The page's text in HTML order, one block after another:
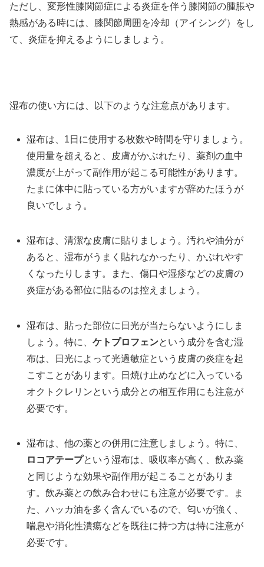
ただし、変形性膝関節症による炎症を伴う膝関節の腫脹や
熱感がある時には、膝関節周囲を冷却（アイシング）をし
て、炎症を抑えるようにしましょう。
湿布の使い方には、以下のような注意点があります。
湿布は、1日に使用する枚数や時間を守りましょう。
使用量を超えると、皮膚がかぶれたり、薬剤の血中
濃度が上がって副作用が起こる可能性があります。
たまに体中に貼っている方がいますが辞めたほうが
良いでしょう。
湿布は、清潔な皮膚に貼りましょう。汚れや油分が
あると、湿布がうまく貼れなかったり、かぶれやす
くなったりします。また、傷口や湿疹などの皮膚の
炎症がある部位に貼るのは控えましょう。
湿布は、貼った部位に日光が当たらないようにしま
しょう。特に、ケトプロフェンという成分を含む湿
布は、日光によって光過敏症という皮膚の炎症を起
こすことがあります。日焼け止めなどに入っている
オクトクレリンという成分との相互作用にも注意が
必要です。
湿布は、他の薬との併用に注意しましょう。特に、
ロコアテープという湿布は、吸収率が高く、飲み薬
と同じような効果や副作用が起こることがありま
す。飲み薬との飲み合わせにも注意が必要です。ま
た、ハッカ油を多く含んでいるので、匂いが強く、
喘息や消化性潰瘍などを既往に持つ方は特に注意が
必要です。